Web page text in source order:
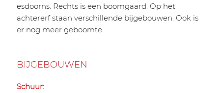
esdoorns. Rechts is een boomgaard. Op het
achtererf staan verschillende bijgebouwen. Ook is
er nog meer geboomte.
BIJGEBOUWEN
Schuur: